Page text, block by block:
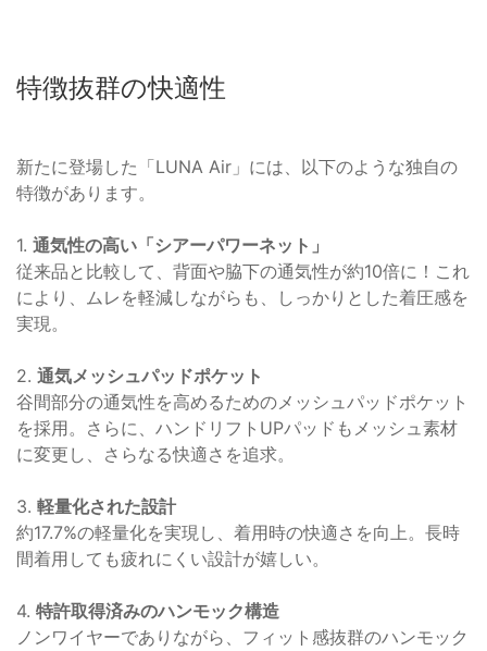
特徴抜群の快適性
新たに登場した「LUNA Air」には、以下のような独自の
特徴があります。
1. 通気性の高い「シアーパワーネット」
従来品と比較して、背面や脇下の通気性が約10倍に！これ
により、ムレを軽減しながらも、しっかりとした着圧感を
実現。
2. 通気メッシュパッドポケット
谷間部分の通気性を高めるためのメッシュパッドポケット
を採用。さらに、ハンドリフトUPパッドもメッシュ素材
に変更し、さらなる快適さを追求。
3. 軽量化された設計
約17.7%の軽量化を実現し、着用時の快適さを向上。長時
間着用しても疲れにくい設計が嬉しい。
4. 特許取得済みのハンモック構造
ノンワイヤーでありながら、フィット感抜群のハンモック